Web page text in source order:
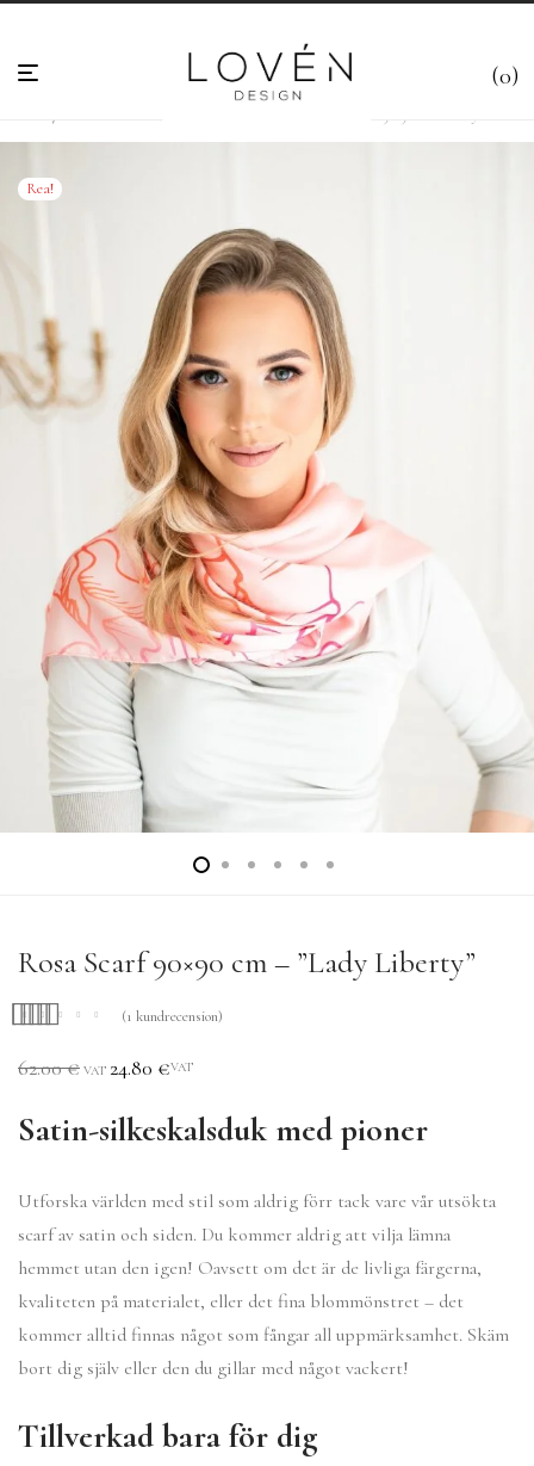
0
Rea!
Rosa Scarf 90×90 cm – ”Lady Liberty”
av 5 baserat på
(1 kundrecension)
62.00€ VAT 24.80 €VAT
Satin-silkeskalsduk med pioner
Utforska världen med stil som aldrig förr tack vare vår utsökta
scarf av satin och siden. Du kommer aldrig att vilja lämna
hemmet utan den igen! Oavsett om det är de livliga färgerna,
kvaliteten på materialet, eller det fina blommönstret – det
kommer alltid finnas något som fångar all uppmärksamhet. Skäm
bort dig själv eller den du gillar med något vackert!
Tillverkad bara för dig